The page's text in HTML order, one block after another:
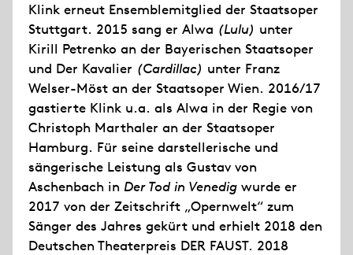
Klink erneut Ensemblemitglied der Staatsoper
Stuttgart. 2015 sang er Alwa (Lulu) unter
Kirill Petrenko an der Bayerischen Staatsoper
und Der Kavalier (Cardillac) unter Franz
Welser-Möst an der Staatsoper Wien. 2016/17
gastierte Klink u.a. als Alwa in der Regie von
Christoph Marthaler an der Staatsoper
Hamburg. Für seine darstellerische und
sängerische Leistung als Gustav von
Aschenbach in Der Tod in Venedig wurde er
2017 von der Zeitschrift „Opernwelt“ zum
Sänger des Jahres gekürt und erhielt 2018 den
Deutschen Theaterpreis DER FAUST. 2018